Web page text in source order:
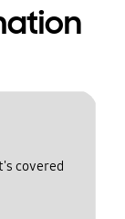
covered